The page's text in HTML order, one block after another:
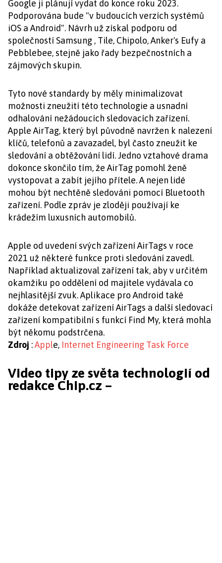
Google ji plánují vydat do konce roku 2023.
Podporována bude "v budoucích verzích systémů
iOS a Android". Návrh už získal podporu od
společností Samsung , Tile, Chipolo, Anker's Eufy a
Pebblebee, stejně jako řady bezpečnostních a
zájmových skupin.
Tyto nové standardy by měly minimalizovat
možnosti zneužití této technologie a usnadní
odhalování nežádoucích sledovacích zařízení.
Apple AirTag, který byl původně navržen k nalezení
klíčů, telefonů a zavazadel, byl často zneužit ke
sledování a obtěžování lidí. Jedno vztahové drama
dokonce skončilo tím, že AirTag pomohl ženě
vystopovat a zabít jejího přítele. A nejen lidé
mohou být nechtěně sledováni pomocí Bluetooth
zařízení. Podle zpráv je zloději používají ke
krádežím luxusních automobilů.
Apple od uvedení svých zařízení AirTags v roce
2021 už některé funkce proti sledování zavedl.
Například aktualizoval zařízení tak, aby v určitém
okamžiku po oddělení od majitele vydávala co
nejhlasitější zvuk. Aplikace pro Android také
dokáže detekovat zařízení AirTags a další sledovací
zařízení kompatibilní s funkcí Find My, která mohla
být někomu podstrčena.
Zdroj :Apple, Internet Engineering Task Force
Video tipy ze světa technologií od
redakce Chip.cz –